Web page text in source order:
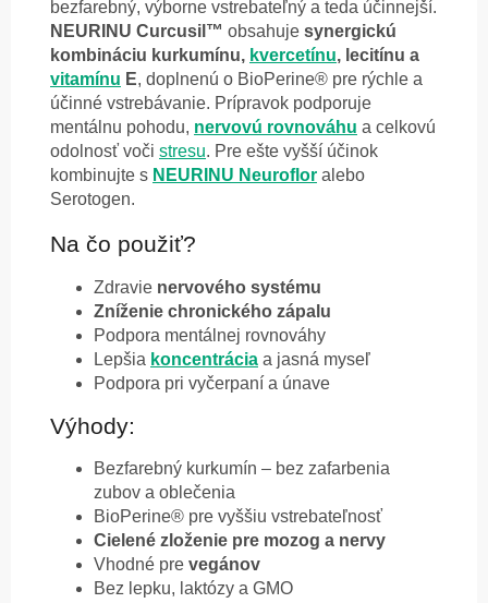
bezfarebný, výborne vstrebateľný a teda účinnejší.
NEURINU Curcusil™ obsahuje synergickú
kombináciu kurkumínu, kvercetínu, lecitínu a
vitamínu E, doplnenú o BioPerine® pre rýchle a
účinné vstrebávanie. Prípravok podporuje
mentálnu pohodu, nervovú rovnováhu a celkovú
odolnosť voči stresu. Pre ešte vyšší účinok
kombinujte s NEURINU Neuroflor alebo
Serotogen.
Na čo použiť?
Zdravie nervového systému
Zníženie chronického zápalu
Podpora mentálnej rovnováhy
Lepšia koncentrácia a jasná myseľ
Podpora pri vyčerpaní a únave
Výhody:
Bezfarebný kurkumín – bez zafarbenia
zubov a oblečenia
BioPerine® pre vyššiu vstrebateľnosť
Cielené zloženie pre mozog a nervy
Vhodné pre vegánov
Bez lepku, laktózy a GMO